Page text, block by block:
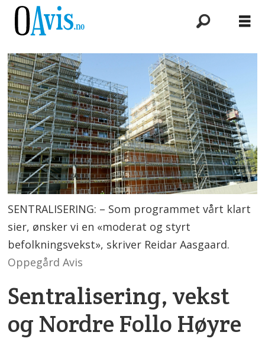
SENTRALISERING: – Som programmet vårt klart
sier, ønsker vi en «moderat og styrt
befolkningsvekst», skriver Reidar Aasgaard.
Oppegård Avis
Sentralisering, vekst
og Nordre Follo Høyre